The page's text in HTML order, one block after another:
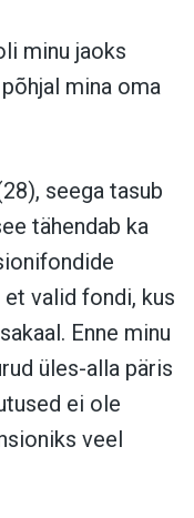
minu jaoks
mina oma
seega tasub
tähendab ka
valid fondi, kus
Enne minu
üles-alla päris
ei ole
veel